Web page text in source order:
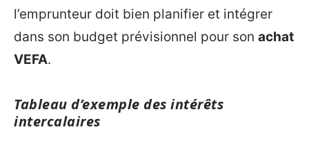
l’emprunteur doit bien planifier et intégrer
dans son budget prévisionnel pour son achat
VEFA.
Tableau d’exemple des intérêts
intercalaires